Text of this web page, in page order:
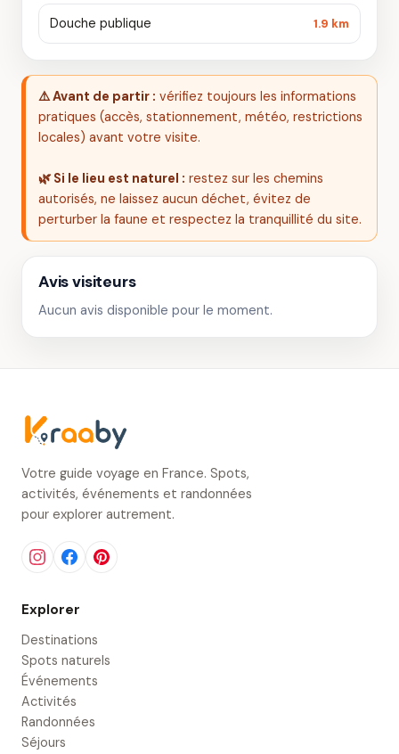
Douche publique 1.9 km
⚠️ Avant de partir : vérifiez toujours les informations
pratiques (accès, stationnement, météo, restrictions
locales) avant votre visite.
🌿 Si le lieu est naturel : restez sur les chemins
autorisés, ne laissez aucun déchet, évitez de
perturber la faune et respectez la tranquillité du site.
Avis visiteurs
Aucun avis disponible pour le moment.
Votre guide voyage en France. Spots,
activités, événements et randonnées
pour explorer autrement.
Explorer
Destinations
Spots naturels
Événements
Activités
Randonnées
Séjours